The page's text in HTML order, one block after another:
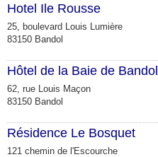
Hotel Ile Rousse
25, boulevard Louis Lumière
83150 Bandol
Hôtel de la Baie de Bandol
62, rue Louis Maçon
83150 Bandol
Résidence Le Bosquet
121 chemin de l'Escourche